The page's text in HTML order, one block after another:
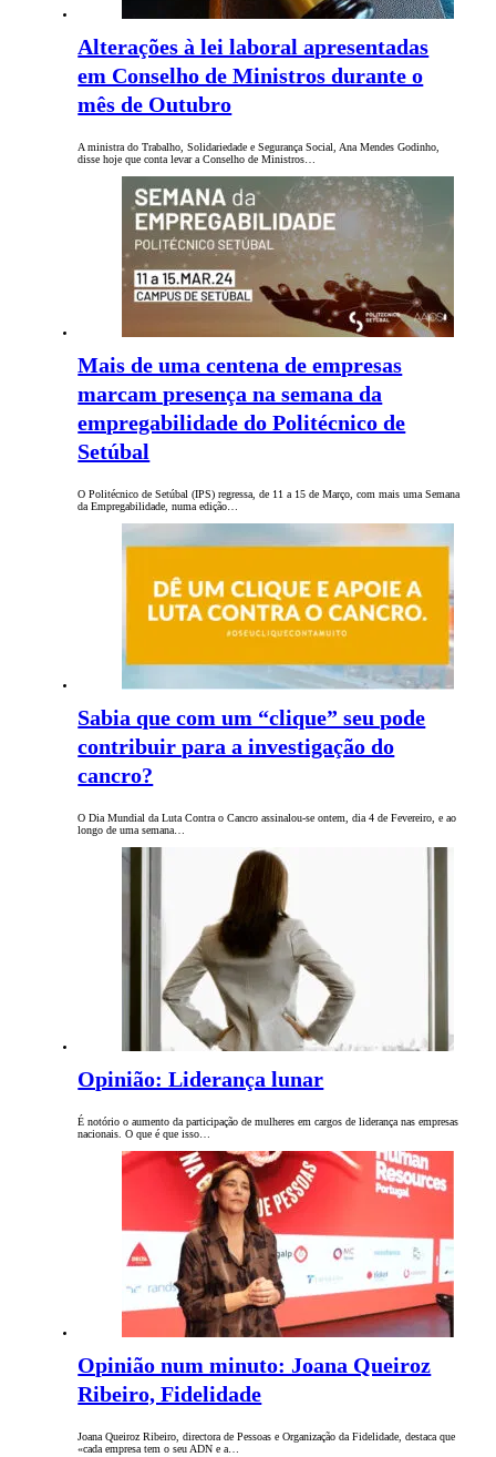
Alterações à lei laboral apresentadas
em Conselho de Ministros durante o
mês de Outubro
A ministra do Trabalho, Solidariedade e Segurança Social, Ana Mendes Godinho,
disse hoje que conta levar a Conselho de Ministros…
Mais de uma centena de empresas
marcam presença na semana da
empregabilidade do Politécnico de
Setúbal
O Politécnico de Setúbal (IPS) regressa, de 11 a 15 de Março, com mais uma Semana
da Empregabilidade, numa edição…
Sabia que com um “clique” seu pode
contribuir para a investigação do
cancro?
O Dia Mundial da Luta Contra o Cancro assinalou-se ontem, dia 4 de Fevereiro, e ao
longo de uma semana…
Opinião: Liderança lunar
É notório o aumento da participação de mulheres em cargos de liderança nas empresas
nacionais. O que é que isso…
Opinião num minuto: Joana Queiroz
Ribeiro, Fidelidade
Joana Queiroz Ribeiro, directora de Pessoas e Organização da Fidelidade, destaca que
«cada empresa tem o seu ADN e a…